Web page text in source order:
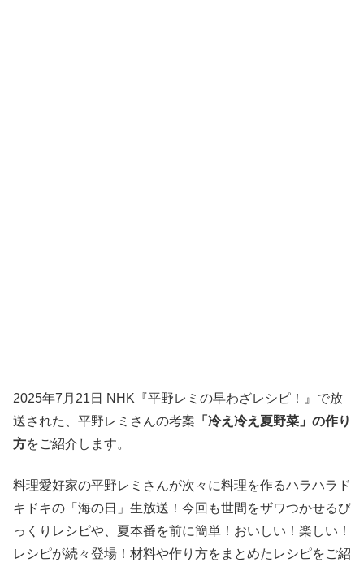
2025年7月21日 NHK『平野レミの早わざレシピ！』で放
送された、平野レミさんの考案 「冷え冷え夏野菜」の作り
方をご紹介します。
料理愛好家の平野レミさんが次々に料理を作るハラハラド
キドキの「海の日」生放送！今回も世間をザワつかせるび
っくりレシピや、夏本番を前に簡単！おいしい！楽しい！
レシピが続々登場！材料や作り方をまとめたレシピをご紹